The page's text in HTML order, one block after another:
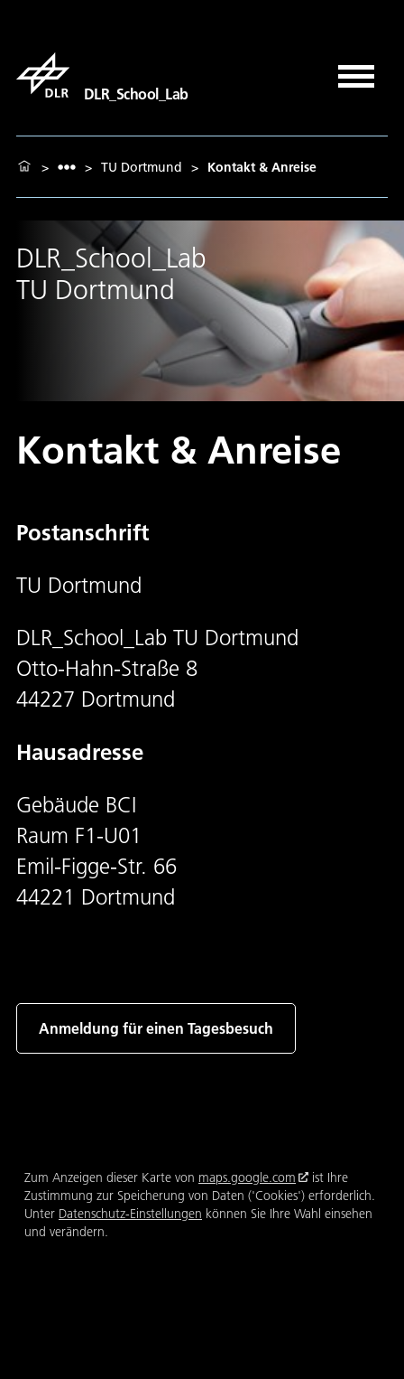
DLR_School_Lab
> > TU Dortmund > Kontakt & Anreise
DLR_School_Lab
TU Dortmund
Kontakt & Anreise
Postanschrift
TU Dortmund
DLR_School_Lab TU Dortmund
Otto-Hahn-Straße 8
44227 Dortmund
Hausadresse
Gebäude BCI
Raum F1-U01
Emil-Figge-Str. 66
44221 Dortmund
Anmeldung für einen Tagesbesuch
Zum Anzeigen dieser Karte von maps.google.com
ist Ihre
Zustimmung zur Speicherung von Daten ('Cookies') erforderlich.
Unter Datenschutz-Einstellungen können Sie Ihre Wahl einsehen
und verändern.